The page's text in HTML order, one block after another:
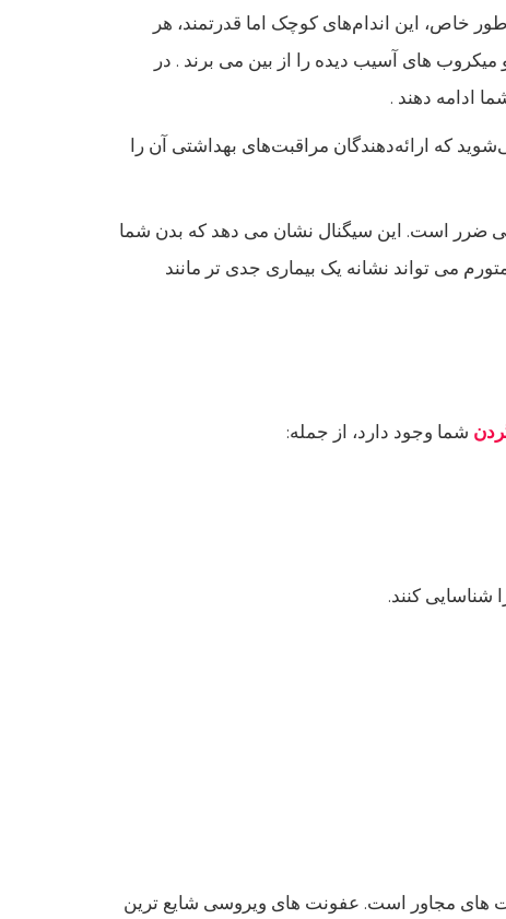
خاص، این اندام‌های کوچک اما قدرتمند، هر
های آسیب دیده را از بین می برند . در
ادامه دهند .
که ارائه‌دهندگان مراقبت‌های بهداشتی آن را
بی ضرر است. این سیگنال نشان می دهد که بدن شما
می تواند نشانه یک بیماری جدی تر مانند
شما وجود دارد، از جمله:
شناسایی کنند.
های مجاور است. عفونت های ویروسی شایع ترین